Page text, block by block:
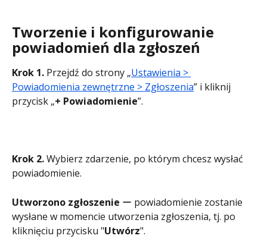
Tworzenie i konfigurowanie
powiadomień dla zgłoszeń
Krok 1. Przejdź do strony „Ustawienia >
Powiadomienia zewnętrzne > Zgłoszenia” i kliknij
przycisk „+ Powiadomienie”.
Krok 2. Wybierz zdarzenie, po którym chcesz wysłać
powiadomienie.
Utworzono zgłoszenie ー powiadomienie zostanie
wysłane w momencie utworzenia zgłoszenia, tj. po
kliknięciu przycisku "Utwórz".